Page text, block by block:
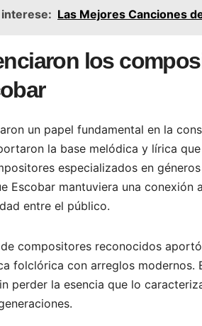
Las Mejores Canciones
los
un papel fundamental en la
la base melódica y lírica
especializados en
Escobar mantuviera una conexión
entre el público.
compositores reconocidos
folclórica con arreglos
perder la esencia que lo